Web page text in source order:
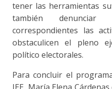
tener las herramientas
también
correspondientes las
obstaculicen el pleno
político electorales.
Para concluir el